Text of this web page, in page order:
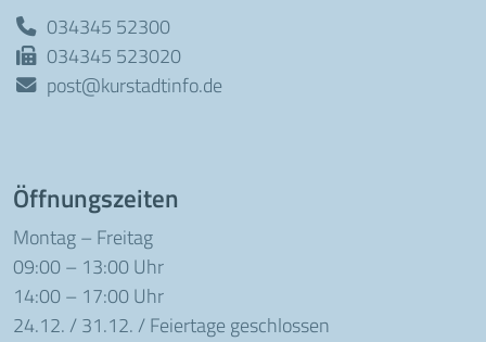
034345 52300
034345 523020
post@kurstadtinfo.de
Öffnungszeiten
Montag – Freitag
09:00 – 13:00 Uhr
14:00 – 17:00 Uhr
24.12. / 31.12. / Feiertage geschlossen